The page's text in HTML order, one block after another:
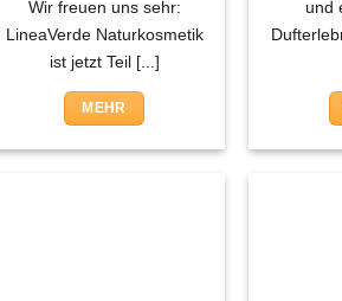
Wir freuen uns sehr:
LineaVerde Naturkosmetik
ist jetzt Teil [...]
MEHR
und